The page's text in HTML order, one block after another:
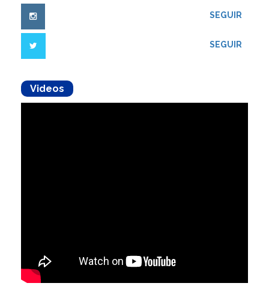
SEGUIR
SEGUIR
Videos